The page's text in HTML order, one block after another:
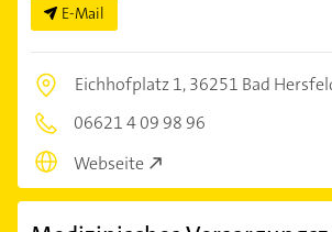
E-Mail
Eichhofplatz 1,36251 Bad
06621 4 09 98 96
Webseite